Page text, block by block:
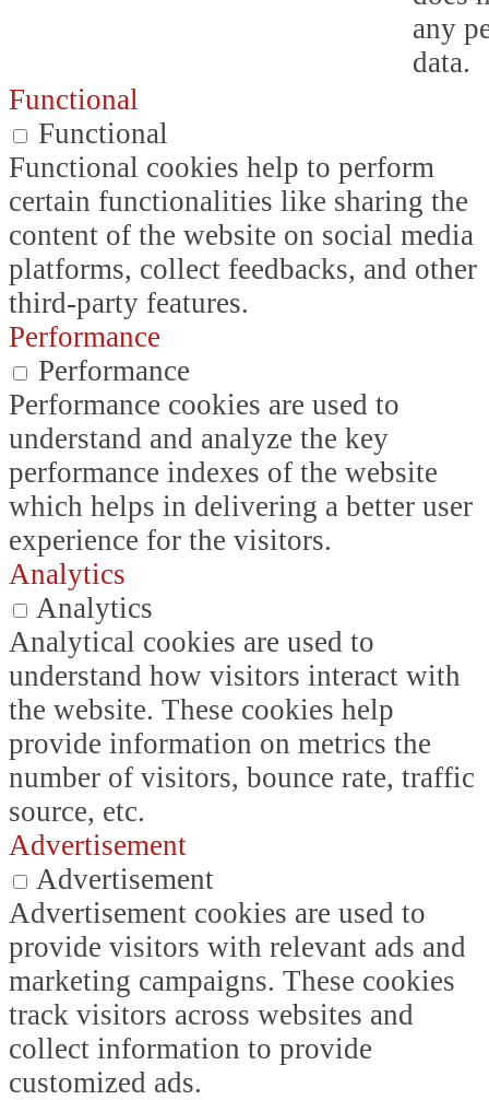
any
data.
Functional
Functional
Functional cookies help to perform
certain functionalities like sharing the
content of the website on social media
platforms, collect feedbacks, and other
third-party features.
Performance
Performance
Performance cookies are used to
understand and analyze the key
performance indexes of the website
which helps in delivering a better user
experience for the visitors.
Analytics
Analytics
Analytical cookies are used to
understand how visitors interact with
the website. These cookies help
provide information on metrics the
number of visitors, bounce rate, traffic
source, etc.
Advertisement
Advertisement
Advertisement cookies are used to
provide visitors with relevant ads and
marketing campaigns. These cookies
track visitors across websites and
collect information to provide
customized ads.